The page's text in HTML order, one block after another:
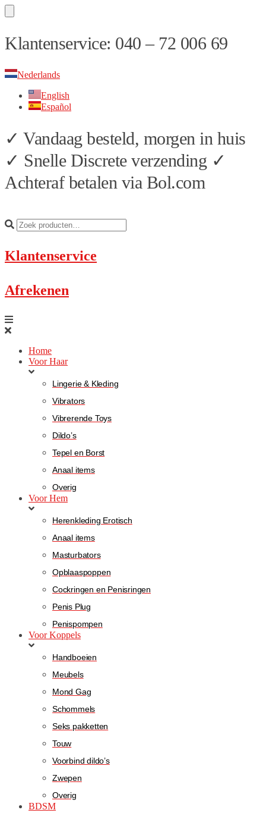
Skip
to
Skip
to
Klantenservice: 040 – 72 006 69
Nederlands
English
Español
✓ Vandaag besteld, morgen in huis
✓ Snelle Discrete verzending ✓
Achteraf betalen via Bol.com
Klantenservice
Afrekenen
Home
Voor Haar
Lingerie & Kleding
Vibrators
Vibrerende Toys
Dildo’s
Tepel en Borst
Anaal items
Overig
Voor Hem
Herenkleding Erotisch
Anaal items
Masturbators
Opblaaspoppen
Cockringen en Penisringen
Penis Plug
Penispompen
Voor Koppels
Handboeien
Meubels
Mond Gag
Schommels
Seks pakketten
Touw
Voorbind dildo’s
Zwepen
Overig
BDSM